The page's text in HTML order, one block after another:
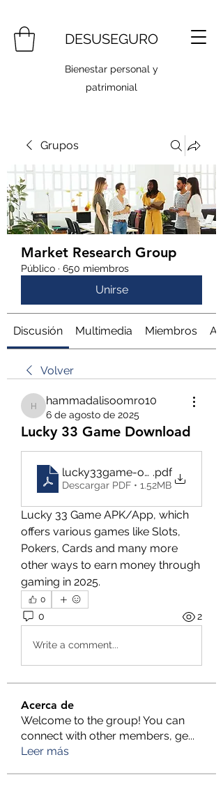
DESUSEGURO
Bienestar personal y
patrimonial
Grupos
Market Research Group
Público · 650 miembros
Unirse
Discusión Multimedia Miembros
Volver
hammadalisoomro10
hammadalisoomro10
6 de agosto de 2025
Lucky 33 Game Download
lucky33game-org-... - Copy
.pdf
Descargar PDF • 1.52MB
Lucky 33 Game APK/App, which
offers various games like Slots,
Pokers, Cards and many more
other ways to earn money through
gaming in 2025.
0
0 2
Write a comment...
Acerca de
Welcome to the group! You can
connect with other members, ge...
Leer más